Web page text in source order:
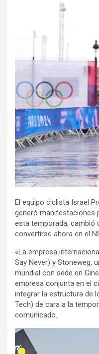
El equipo ciclista Israel
generó manifestaciones
esta temporada, cambió
convertirse ahora en el
«La empresa
Say Never) y Stoneweg,
mundial con sede en
empresa conjunta en el
integrar la estructura de
Tech) de cara a la
comunicado.